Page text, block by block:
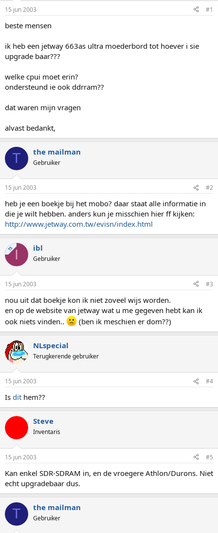
p
s
t
a
t
e
m
15 jun 2003 #1
beste mensen
ik heb een jetway 663as ultra moederbord tot hoever i sie
upgrade baar???
welke cpui moet erin?
ondersteund ie ook ddrram??
dat waren mijn vragen
alvast bedankt,
T the mailman
Gebruiker
15 jun 2003 #2
heb je een boekje bij het mobo? daar staat alle informatie in
die je wilt hebben. anders kun je misschien hier ff kijken:
http://www.jetway.com.tw/evisn/index.html
TS I ibl
Gebruiker
15 jun 2003 #3
nou uit dat boekje kon ik niet zoveel wijs worden.
en op de website van jetway wat u me gegeven hebt kan ik
ook niets vinden..
(ben ik meschien er dom??)
NLspecial
Terugkerende gebruiker
15 jun 2003 #4
Is dit hem??
Steve
Inventaris
15 jun 2003 #5
Kan enkel SDR-SDRAM in, en de vroegere Athlon/Durons. Niet
echt upgradebaar dus.
T the mailman
Gebruiker